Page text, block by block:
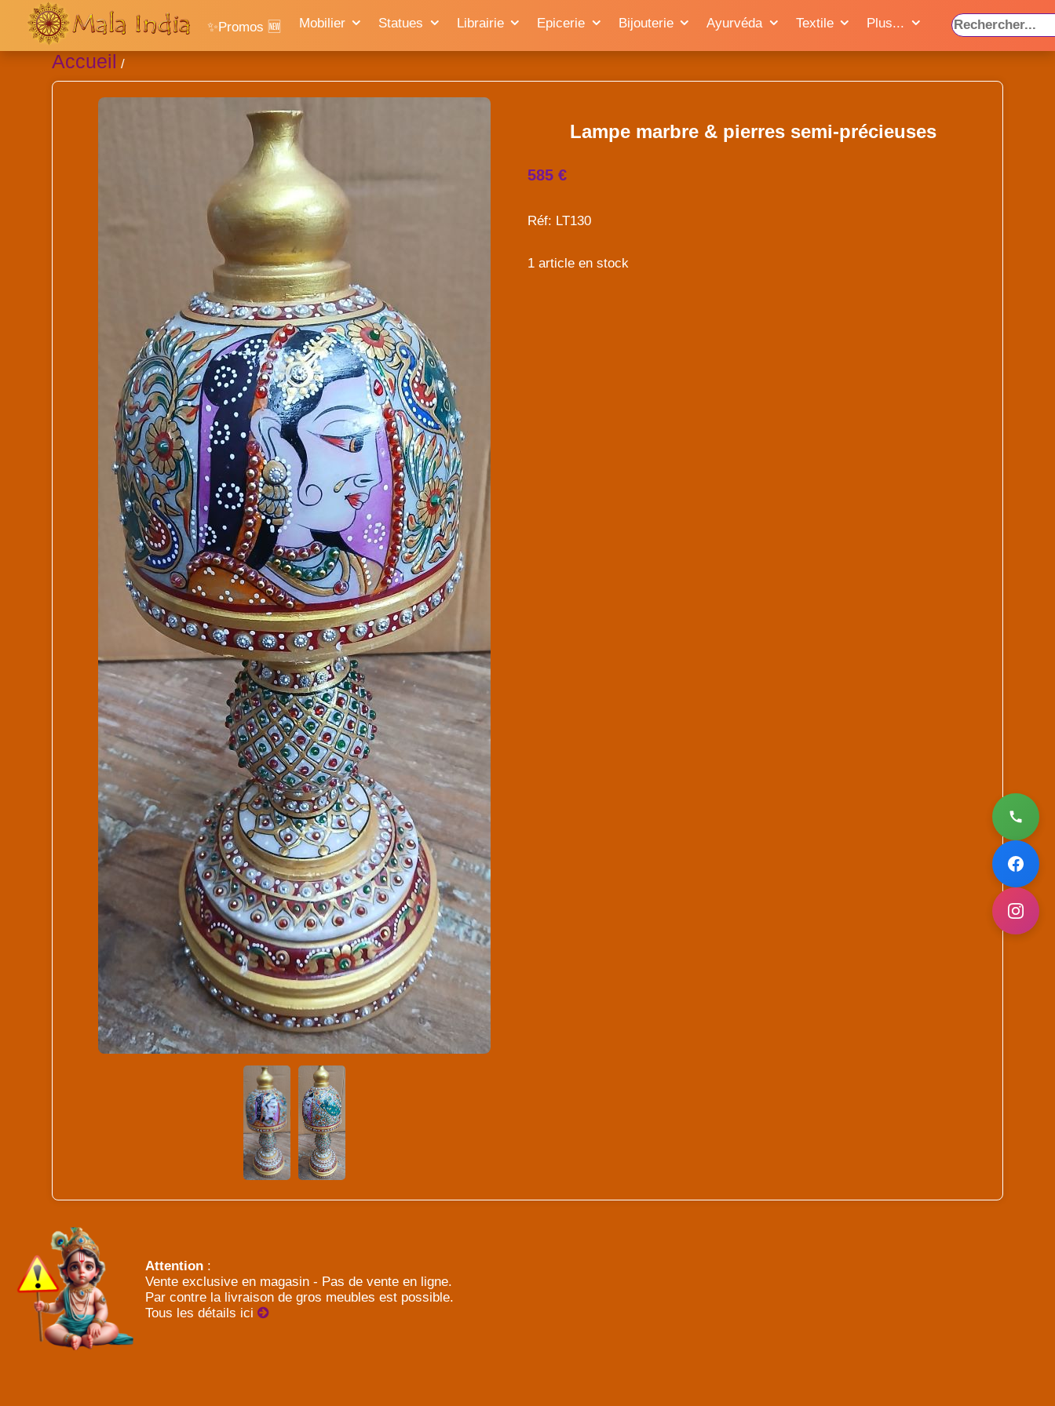
✨Promos 🆕 Mobilier Statues Librairie Epicerie Bijouterie Ayurvéda Textile Plus...
Accueil /
Lampe marbre & pierres semi-précieuses
585 €
Réf: LT130
1 article en stock
Attention :
Vente exclusive en magasin - Pas de vente en ligne.
Par contre la livraison de gros meubles est possible.
Tous les détails ici